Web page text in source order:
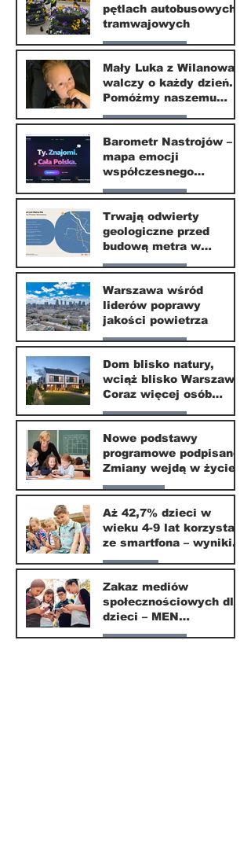
20 kwi
pętlach autobusowych i
tramwajowych
Nasze miasto
20 kwi
Mały Luka z Wilanowa
walczy o każdy dzień.
Pomóżmy naszemu
małemu sąsiadowi
odzyskać dzieciństwo
Nasze miasto
30 mar
Barometr Nastrojów –
mapa emocji
współczesnego
społeczeństwa
Nasze miasto
30 mar
Trwają odwierty
geologiczne przed
budową metra w
Wilanowie
Nasze miasto
24 mar
Warszawa wśród
liderów poprawy
jakości powietrza
Nasze miasto
24 mar
Dom blisko natury,
wciąż blisko Warszawy.
Coraz więcej osób
wybiera ten kierunek
Nasze miasto
20 mar
Nowe podstawy
programowe podpisane.
Zmiany wejdą w życie
od września 2026
Edukacja
16 mar
Aż 42,7% dzieci w
wieku 4-9 lat korzysta
ze smartfona – wyniki
badania Krajowego
Instytutu Mediów
Parents
1 mar
Zakaz mediów
społecznościowych dla
dzieci – MEN
przedstawia projekt